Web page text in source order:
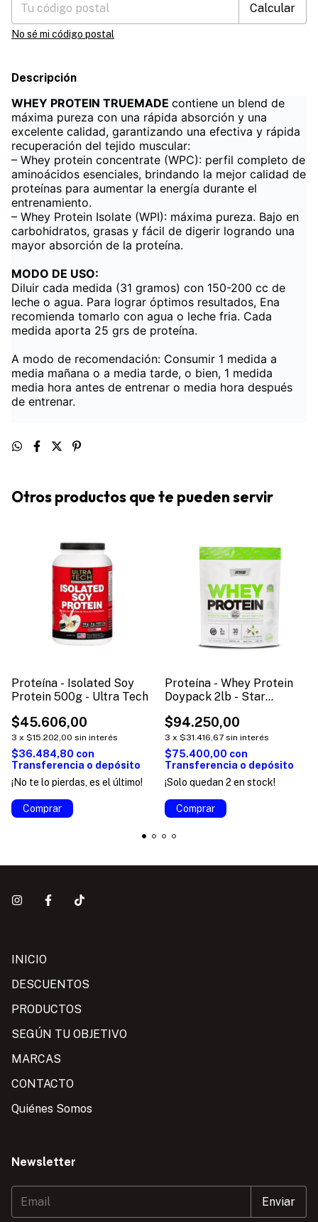
Calcular
No sé mi código postal
Descripción
WHEY PROTEIN TRUEMADE contiene un blend de
máxima pureza con una rápida absorción y una
excelente calidad, garantizando una efectiva y rápida
recuperación del tejido muscular:
– Whey protein concentrate (WPC): perfil completo de
aminoácidos esenciales, brindando la mejor calidad de
proteínas para aumentar la energía durante el
entrenamiento.
– Whey Protein Isolate (WPI): máxima pureza. Bajo en
carbohidratos, grasas y fácil de digerir logrando una
mayor absorción de la proteína.
MODO DE USO:
Diluir cada medida (31 gramos) con 150-200 cc de
leche o agua. Para lograr óptimos resultados, Ena
recomienda tomarlo con agua o leche fria. Cada
medida aporta 25 grs de proteína.
A modo de recomendación: Consumir 1 medida a
media mañana o a media tarde, o bien, 1 medida
media hora antes de entrenar o media hora después
de entrenar.
Otros productos que te pueden servir
Proteína - Isolated Soy
Protein 500g - Ultra Tech
$45.606,00
3 x $15.202,00 sin interés
$36.484,80 con
Transferencia o depósito
¡No te lo pierdas, es el último!
Comprar
Proteína - Whey Protein
Doypack 2lb - Star
$94.250,00
3 x $31.416,67 sin interés
$75.400,00 con
Transferencia o depósito
¡Solo quedan 2 en stock!
Comprar
INICIO
DESCUENTOS
PRODUCTOS
SEGÚN TU OBJETIVO
MARCAS
CONTACTO
Quiénes Somos
Newsletter